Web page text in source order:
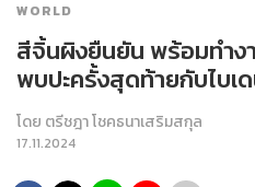
WORLD
สีจิ้นผิงยืนยัน พร้อมทำง
พบปะครั้งสุดท้ายกับไบเ
โดย ตรีชฎา โชคธนาเสริมสกุล
17.11.2024